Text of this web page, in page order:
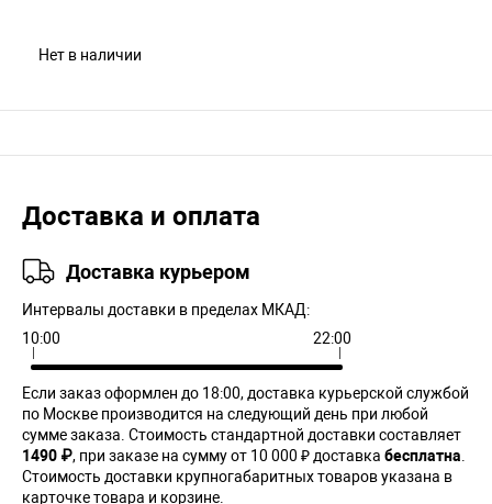
Нет в наличии
Доставка и оплата
Доставка курьером
Интервалы доставки в пределах МКАД:
10:00
22:00
Если заказ оформлен до 18:00, доставка курьерской службой
по Москве производится на следующий день при любой
сумме заказа. Cтоимость стандартной доставки составляет
1490 ₽, при заказе на сумму от 10 000 ₽ доставка бесплатна
Стоимость доставки крупногабаритных товаров указана в
карточке товара и корзине.